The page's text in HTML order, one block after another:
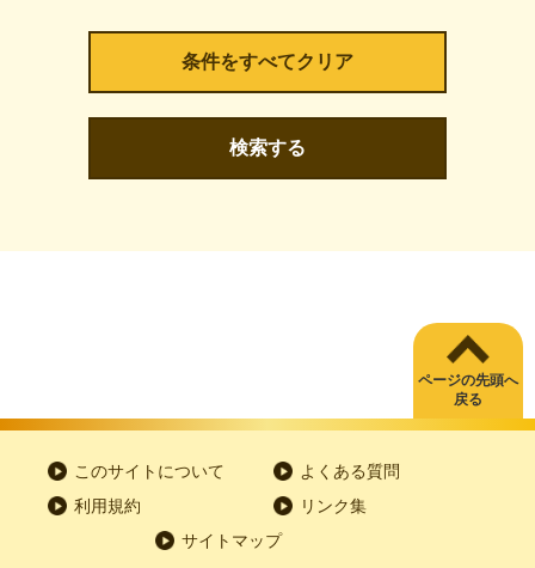
検索する
ページの先頭へ
戻る
このサイトについて
よくある質問
利用規約
リンク集
サイトマップ